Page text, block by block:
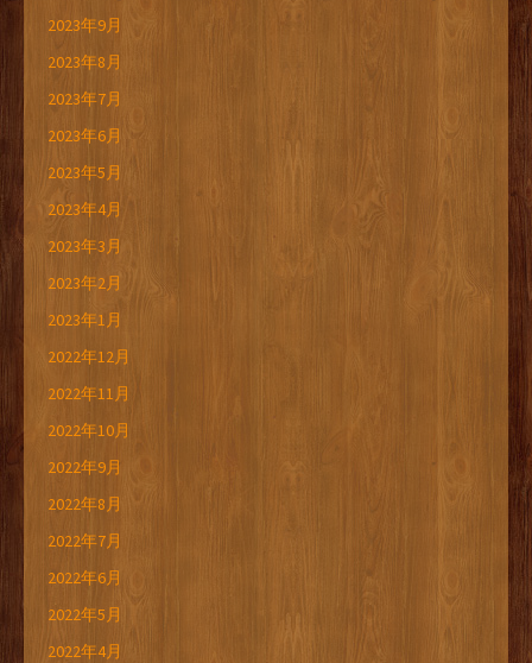
2023年9月
2023年8月
2023年7月
2023年6月
2023年5月
2023年4月
2023年3月
2023年2月
2023年1月
2022年12月
2022年11月
2022年10月
2022年9月
2022年8月
2022年7月
2022年6月
2022年5月
2022年4月